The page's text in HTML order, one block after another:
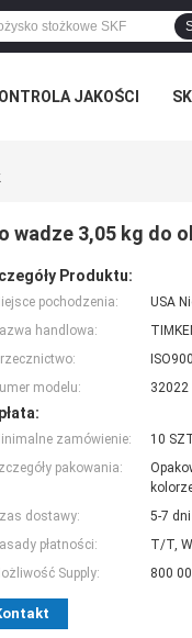
JAKOŚCI
wadze 3,05 kg do
Produktu:
pochodzenia:
USA
handlowa:
modelu:
32022
zamówienie:
10
pakowania:
dostawy:
5-7
płatności:
T/T,
Supply:
800